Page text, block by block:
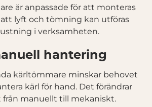
är anpassade för att monteras
lyft och tömning kan utföras
i verksamheten.
hantering
kärltömmare minskar behovet
kärl för hand. Det förändrar
manuellt till mekaniskt.